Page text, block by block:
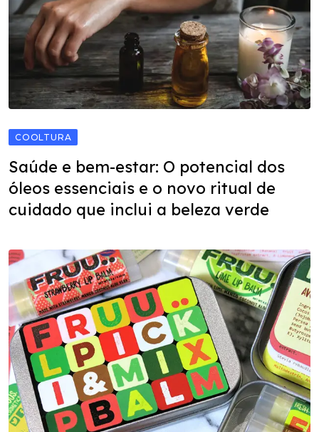
COOLTURA
Saúde e bem-estar: O potencial dos
óleos essenciais e o novo ritual de
cuidado que inclui a beleza verde